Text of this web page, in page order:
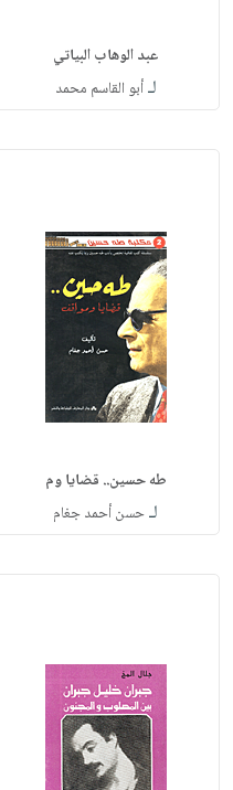
عبد الوهاب البياتي
لـأبو القاسم محمد
طه حسين.. قضايا وم
لـحسن أحمد جغام